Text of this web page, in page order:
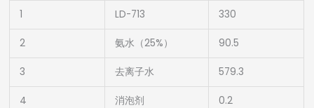
1 LD-713 330
2 氨水（25%） 90.5
3 去离子水 579.3
4 消泡剂 0.2